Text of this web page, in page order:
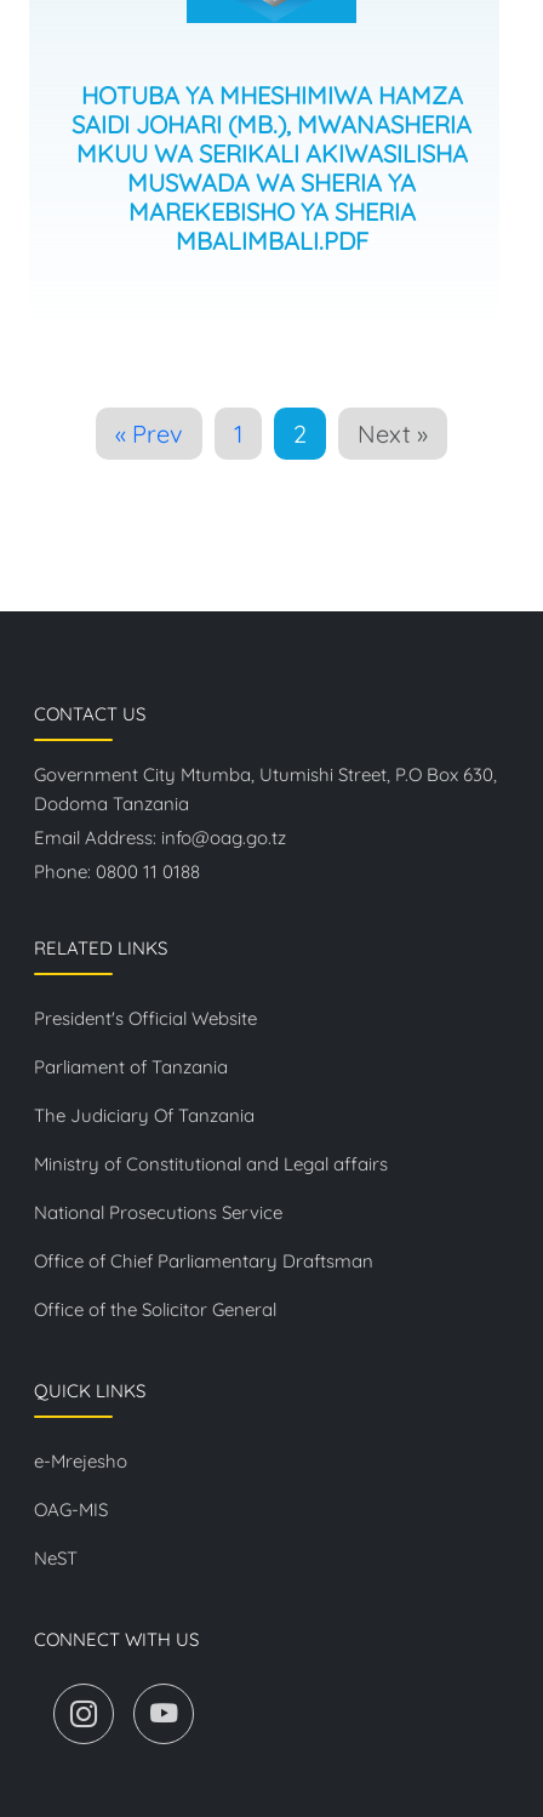
HOTUBA YA MHESHIMIWA HAMZA
SAIDI JOHARI (MB.), MWANASHERIA
MKUU WA SERIKALI AKIWASILISHA
MUSWADA WA SHERIA YA
MAREKEBISHO YA SHERIA
MBALIMBALI.PDF
« Prev 1 2 Next »
CONTACT US
Government City Mtumba, Utumishi Street, P.O Box 630,
Dodoma Tanzania
Email Address: info@oag.go.tz
Phone: 0800 11 0188
RELATED LINKS
President's Official Website
Parliament of Tanzania
The Judiciary Of Tanzania
Ministry of Constitutional and Legal affairs
National Prosecutions Service
Office of Chief Parliamentary Draftsman
Office of the Solicitor General
QUICK LINKS
e-Mrejesho
OAG-MIS
NeST
CONNECT WITH US